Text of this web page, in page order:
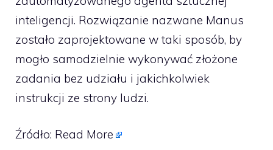
inteligencji. Rozwiązanie nazwane Manus
zostało zaprojektowane w taki sposób, by
mogło samodzielnie wykonywać złożone
zadania bez udziału i jakichkolwiek
instrukcji ze strony ludzi.
Źródło: Read More